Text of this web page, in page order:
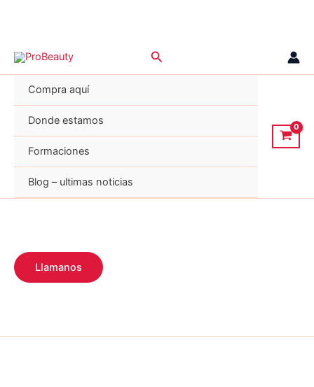
Buscar
Compra aquí
Donde estamos
Formaciones
Blog – ultimas noticias
Llamanos